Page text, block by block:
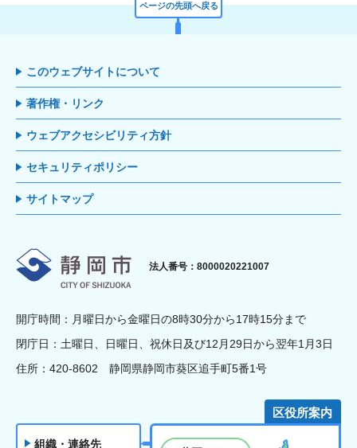
ページの先頭へ戻る
このウェブサイトについて
著作権・リンク
ウェブアクセシビリティ方針
セキュリティポリシー
サイトマップ
静岡市
法人番号：8000020221007
開庁時間：月曜日から金曜日の8時30分から17時15分まで
閉庁日：土曜日、日曜日、祝休日及び12月29日から翌年1月3日
住所：420-8602 静岡県静岡市葵区追手町5番1号
組織・連絡先
区役所案内